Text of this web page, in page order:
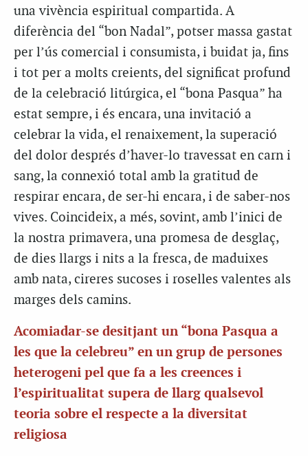
una vivència espiritual compartida. A
diferència del “bon Nadal”, potser massa gastat
per l’ús comercial i consumista, i buidat ja, fins
i tot per a molts creients, del significat profund
de la celebració litúrgica, el “bona Pasqua” ha
estat sempre, i és encara, una invitació a
celebrar la vida, el renaixement, la superació
del dolor després d’haver-lo travessat en carn i
sang, la connexió total amb la gratitud de
respirar encara, de ser-hi encara, i de saber-nos
vives. Coincideix, a més, sovint, amb l’inici de
la nostra primavera, una promesa de desglaç,
de dies llargs i nits a la fresca, de maduixes
amb nata, cireres sucoses i roselles valentes als
marges dels camins.
Acomiadar-se desitjant un “bona Pasqua a
les que la celebreu” en un grup de persones
heterogeni pel que fa a les creences i
l’espiritualitat supera de llarg qualsevol
teoria sobre el respecte a la diversitat
religiosa